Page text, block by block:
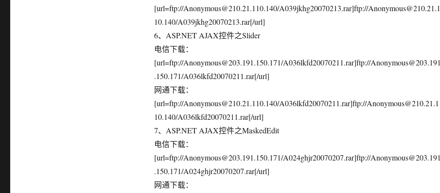
[url=ftp://Anonymous@210.21.110.140/A039jkhg20070213.rar]ftp://Anonymous@210.21.1
10.140/A039jkhg20070213.rar[/url]
6、ASP.NET AJAX控件之Slider
电信下载：
[url=ftp://Anonymous@203.191.150.171/A036lkfd20070211.rar]ftp://Anonymous@203.191
.150.171/A036lkfd20070211.rar[/url]
网通下载：
[url=ftp://Anonymous@210.21.110.140/A036lkfd20070211.rar]ftp://Anonymous@210.21.1
10.140/A036lkfd20070211.rar[/url]
7、ASP.NET AJAX控件之MaskedEdit
电信下载：
[url=ftp://Anonymous@203.191.150.171/A024ghjr20070207.rar]ftp://Anonymous@203.191
.150.171/A024ghjr20070207.rar[/url]
网通下载：